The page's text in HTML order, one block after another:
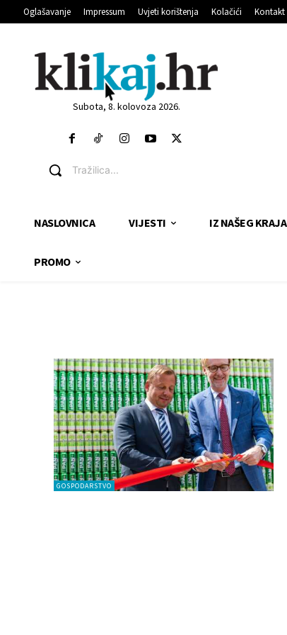
Oglašavanje Impressum Uvjeti korištenja Kolačići Kontakt
Subota, 8. kolovoza 2026.
Tražilica...
NASLOVNICA VIJESTI IZ NAŠEG KRAJA
PROMO
GOSPODARSTVO